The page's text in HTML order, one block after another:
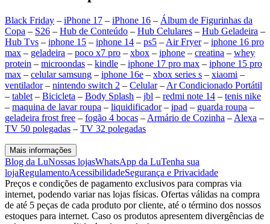
Black Friday – iPhone 17 – iPhone 16 – Álbum de Figurinhas da
Copa – S26 – Hub de Conteúdo – Hub Celulares – Hub Geladeira –
Hub Tvs – iphone 15 – iphone 14 – ps5 – Air Fryer– iphone 16 pro
max – geladeira – poco x7 pro – xbox – iphone – creatina – whey
protein – microondas – kindle – iphone 17 pro max – iphone 15 pro
max – celular samsung – iphone 16e – xbox series s – xiaomi –
ventilador– nintendo switch 2 – Celular– Ar Condicionado Portátil
– tablet – Bicicleta – Body Splash – jbl – redmi note 14 – tenis nike
– maquina de lavar roupa – liquidificador– ipad – guarda roupa –
geladeira frost free – fogão 4 bocas – Armário de Cozinha – Alexa –
TV 50 polegadas – TV 32 polegadas
Mais informações
Blog da LuNossas lojasWhatsApp da LuTenha sua
lojaRegulamentoAcessibilidadeSegurança e Privacidade
Preços e condições de pagamento exclusivos para compras via
internet, podendo variar nas lojas físicas. Ofertas válidas na compra
de até 5 peças de cada produto por cliente, até o término dos nossos
estoques para internet. Caso os produtos apresentem divergências de